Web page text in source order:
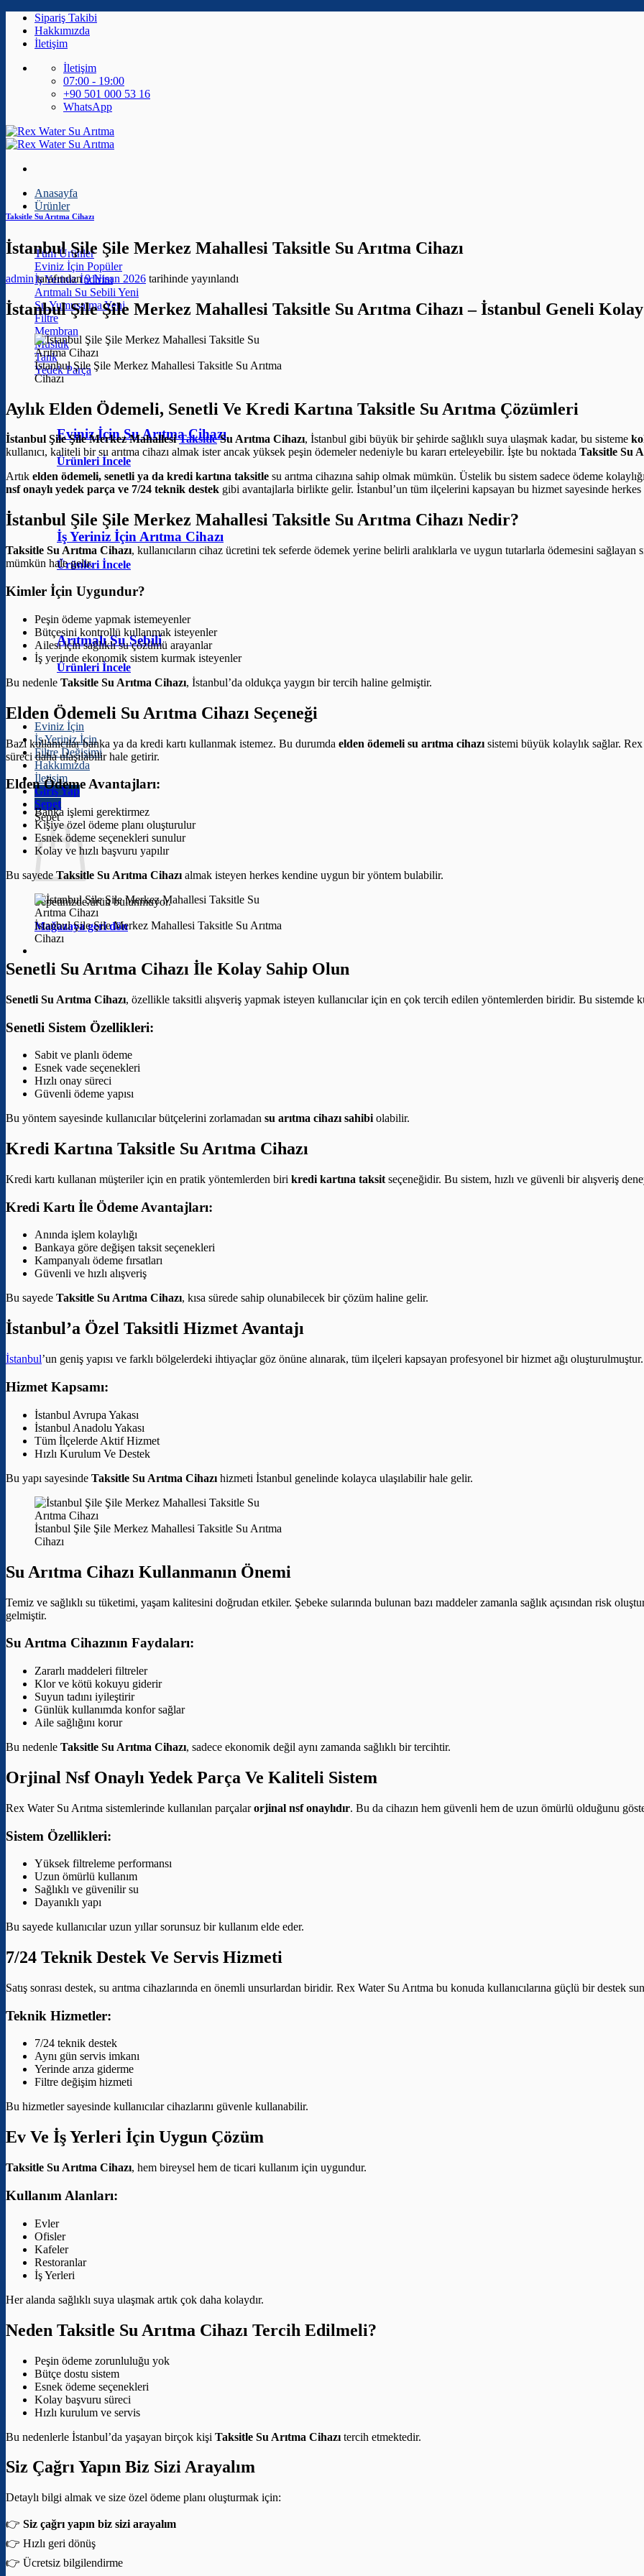
İçeriğeSipariş Takibi
Hakkımızda
İletişim
İletişim
07:00 - 19:00
+90 501 000 53 16
WhatsApp
Anasayfa
Ürünler
Tüm Ürünler
Eviniz İçin
İş Yeriniz
Arıtmalı Su Sebili
Su Yumuşatma
Filtre
Membran
Musluk
Tank
Yedek Parça
Eviniz İçin Su Arıtma Cihazı
Ürünleri İncele
İş Yeriniz İçin Arıtma Cihazı
Ürünleri İncele
Arıtmalı Su Sebili
Ürünleri İncele
Eviniz İçin
İş Yeriniz İçin
Filtre Değişimi
Hakkımızda
İletişim
Giriş Yap
Sepet
Sepet
Sepetinizde ürün bulunmuyor.
Mağazaya geri dön
Taksitle Su Arıtma Cihazı
İstanbul Şile Şile Merkez Mahallesi Taksitle Su Arıtma Cihazı
admintarafından 9 Nisan 2026 tarihinde yayınlandı
İstanbul Şile Şile Merkez Mahallesi Taksitle Su Arıtma Cihazı – İstanbul Geneli
İstanbul Şile Şile Merkez Mahallesi Taksitle Su Arıtma
Cihazı
Aylık Elden Ödemeli, Senetli Ve Kredi Kartına Taksitle Su Arıtma Çözümleri
İstanbul Şile Şile Merkez MahallesiTaksitleSu Arıtma Cihazı, İstanbul gibi büyük bir şehirde sağlıklı suya ulaşmak kadar, bu sisteme
kullanıcı, kaliteli bir su arıtma cihazı almak ister ancak yüksek peşin ödemeler nedeniyle bu kararı erteleyebilir. İşte bu noktada Taksitle Su
Artık elden ödemeli, senetli ya da kredi kartına taksitle su arıtma cihazına sahip olmak mümkün. Üstelik bu sistem sadece ödeme
nsf onaylı yedek parça ve 7/24 teknik destek gibi avantajlarla birlikte gelir. İstanbul’un tüm ilçelerini kapsayan bu hizmet sayesinde
İstanbul Şile Şile Merkez Mahallesi Taksitle Su Arıtma Cihazı Nedir?
Taksitle Su Arıtma Cihazı, kullanıcıların cihaz ücretini tek seferde ödemek yerine belirli aralıklarla ve uygun tutarlarla ödemesini
mümkün hale gelir.
Kimler İçin Uygundur?
Peşin ödeme yapmak istemeyenler
Bütçesini kontrollü kullanmak isteyenler
Ailesi için sağlıklı su çözümü arayanlar
İş yerinde ekonomik sistem kurmak isteyenler
Bu nedenle Taksitle Su Arıtma Cihazı, İstanbul’da oldukça yaygın bir tercih haline gelmiştir.
Elden Ödemeli Su Arıtma Cihazı Seçeneği
Bazı kullanıcılar banka ya da kredi kartı kullanmak istemez. Bu durumda elden ödemeli su arıtma cihazı sistemi büyük kolaylık sağlar.
süreci daha ulaşılabilir hale getirir.
Elden Ödeme Avantajları:
Banka işlemi gerektirmez
Kişiye özel ödeme planı oluşturulur
Esnek ödeme seçenekleri sunulur
Kolay ve hızlı başvuru yapılır
Bu sayedeTaksitle Su Arıtma Cihazı almak isteyen herkes kendine uygun bir yöntem bulabilir.
İstanbul Şile Şile Merkez Mahallesi Taksitle Su Arıtma
Cihazı
Senetli Su Arıtma Cihazı İle Kolay Sahip Olun
Senetli Su Arıtma Cihazı, özellikle taksitli alışveriş yapmak isteyen kullanıcılar için en çok tercih edilen yöntemlerden biridir. Bu sistemde
Senetli Sistem Özellikleri:
Sabit ve planlı ödeme
Esnek vade seçenekleri
Hızlı onay süreci
Güvenli ödeme yapısı
Bu yöntem sayesinde kullanıcılar bütçelerini zorlamadan su arıtma cihazı sahibi olabilir.
Kredi Kartına Taksitle Su Arıtma Cihazı
Kredi kartı kullanan müşteriler için en pratik yöntemlerden biri kredi kartına taksit seçeneğidir. Bu sistem, hızlı ve güvenli bir alışveriş
Kredi Kartı İle Ödeme Avantajları:
Anında işlem kolaylığı
Bankaya göre değişen taksit seçenekleri
Kampanyalı ödeme fırsatları
Güvenli ve hızlı alışveriş
Bu sayede Taksitle Su Arıtma Cihazı, kısa sürede sahip olunabilecek bir çözüm haline gelir.
İstanbul’a Özel Taksitli Hizmet Avantajı
İstanbul’un geniş yapısı ve farklı bölgelerdeki ihtiyaçlar göz önüne alınarak, tüm ilçeleri kapsayan profesyonel bir hizmet ağı
Hizmet Kapsamı:
İstanbul Avrupa Yakası
İstanbul Anadolu Yakası
Tüm İlçelerde Aktif Hizmet
Hızlı Kurulum Ve Destek
Bu yapı sayesinde Taksitle Su Arıtma Cihazı hizmeti İstanbul genelinde kolayca ulaşılabilir hale gelir.
İstanbul Şile Şile Merkez Mahallesi Taksitle Su Arıtma
Cihazı
Su Arıtma Cihazı Kullanmanın Önemi
Temiz ve sağlıklı su tüketimi, yaşam kalitesini doğrudan etkiler. Şebeke sularında bulunan bazı maddeler zamanla sağlık açısından risk
gelmiştir.
Su Arıtma Cihazının Faydaları:
Zararlı maddeleri filtreler
Klor ve kötü kokuyu giderir
Suyun tadını iyileştirir
Günlük kullanımda konfor sağlar
Aile sağlığını korur
Bu nedenle Taksitle Su Arıtma Cihazı, sadece ekonomik değil aynı zamanda sağlıklı bir tercihtir.
Orjinal Nsf Onaylı Yedek Parça Ve Kaliteli Sistem
Rex Water Su Arıtma sistemlerinde kullanılan parçalarorjinal nsf onaylıdır. Bu da cihazın hem güvenli hem de uzun ömürlü olduğunu
Sistem Özellikleri:
Yüksek filtreleme performansı
Uzun ömürlü kullanım
Sağlıklı ve güvenilir su
Dayanıklı yapı
Bu sayede kullanıcılar uzun yıllar sorunsuz bir kullanım elde eder.
7/24 Teknik Destek Ve Servis Hizmeti
Satış sonrası destek, su arıtma cihazlarında en önemli unsurlardan biridir. Rex Water Su Arıtma bu konuda kullanıcılarına güçlü bir destek
Teknik Hizmetler:
7/24 teknik destek
Aynı gün servis imkanı
Yerinde arıza giderme
Filtre değişim hizmeti
Bu hizmetler sayesinde kullanıcılar cihazlarını güvenle kullanabilir.
Ev Ve İş Yerleri İçin Uygun Çözüm
Taksitle Su Arıtma Cihazı, hem bireysel hem de ticari kullanım için uygundur.
Kullanım Alanları:
Evler
Ofisler
Kafeler
Restoranlar
İş Yerleri
Her alanda sağlıklı suya ulaşmak artık çok daha kolaydır.
Neden Taksitle Su Arıtma Cihazı Tercih Edilmeli?
Peşin ödeme zorunluluğu yok
Bütçe dostu sistem
Esnek ödeme seçenekleri
Kolay başvuru süreci
Hızlı kurulum ve servis
Bu nedenlerle İstanbul’da yaşayan birçok kişi Taksitle Su Arıtma Cihazı tercih etmektedir.
Siz Çağrı Yapın Biz Sizi Arayalım
Detaylı bilgi almak ve size özel ödeme planı oluşturmak için:
👉 Siz çağrı yapın biz sizi arayalım
👉 Hızlı geri dönüş
👉 Ücretsiz bilgilendirme